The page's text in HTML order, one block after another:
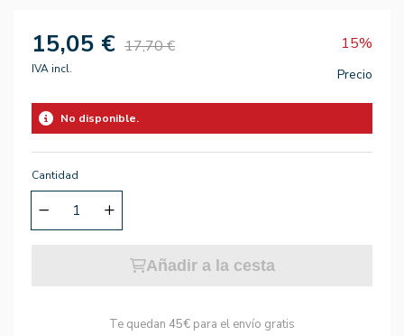
15,05 € 17,70 € 15%
IVA incl. Precio
No disponible.
Cantidad
Añadir a la cesta
Te quedan 45€ para el envío gratis